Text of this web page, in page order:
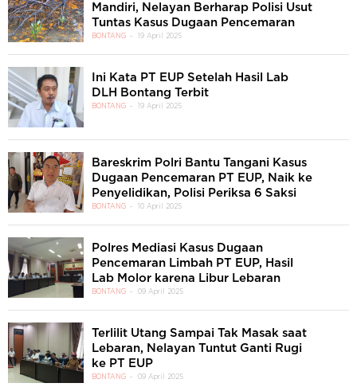
Mandiri, Nelayan Berharap Polisi Usut
Tuntas Kasus Dugaan Pencemaran
BONTANG 19 April 2025
Ini Kata PT EUP Setelah Hasil Lab
DLH Bontang Terbit
BONTANG 19 April 2025
Bareskrim Polri Bantu Tangani Kasus
Dugaan Pencemaran PT EUP, Naik ke
Penyelidikan, Polisi Periksa 6 Saksi
BONTANG 10 April 2025
Polres Mediasi Kasus Dugaan
Pencemaran Limbah PT EUP, Hasil
Lab Molor karena Libur Lebaran
BONTANG 09 April 2025
Terlilit Utang Sampai Tak Masak saat
Lebaran, Nelayan Tuntut Ganti Rugi
ke PT EUP
BONTANG 09 April 2025